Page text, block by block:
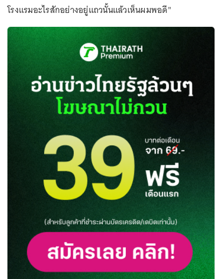
โรงแรมอะไรสักอย่างอยู่แถวนั้นแล้วเห็นผมพอดี"